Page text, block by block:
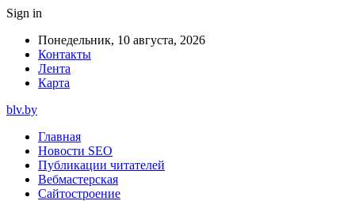
Sign in
Понедельник, 10 августа, 2026
Контакты
Лента
Карта
blv.by
Главная
Новости SEO
Публикации читателей
Вебмастерская
Сайтостроение